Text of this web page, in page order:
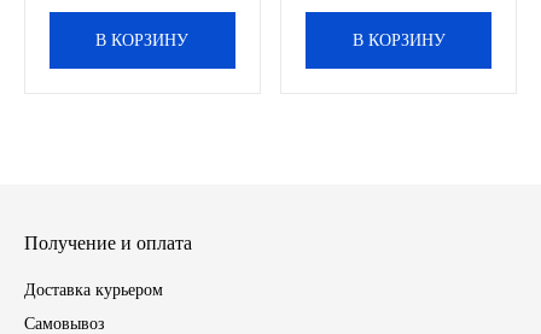
ГАЗПРОМ
ВАЗ
МАЗ
В КОРЗИНУ В КОРЗИНУ
Получение и оплата
Доставка курьером
Самовывоз